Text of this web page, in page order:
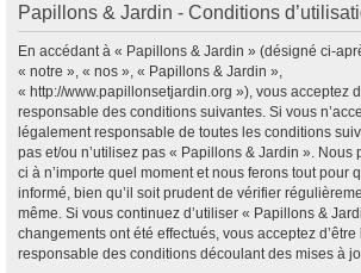
Papillons & Jardin - Conditions
En accédant à « Papillons & Jardin » (désigné ci-
« notre », « nos », « Papillons & Jardin »,
« http://www.papillonsetjardin.org »), vous acceptez
responsable des conditions suivantes. Si vous
légalement responsable de toutes les conditions
pas et/ou n’utilisez pas « Papillons & Jardin ». Nous
ci à n’importe quel moment et nous ferons tout pour
informé, bien qu’il soit prudent de vérifier
même. Si vous continuez d’utiliser « Papillons &
changements ont été effectués, vous acceptez
responsable des conditions découlant des mises à